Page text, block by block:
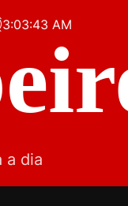
3:03:45 AM
a dia